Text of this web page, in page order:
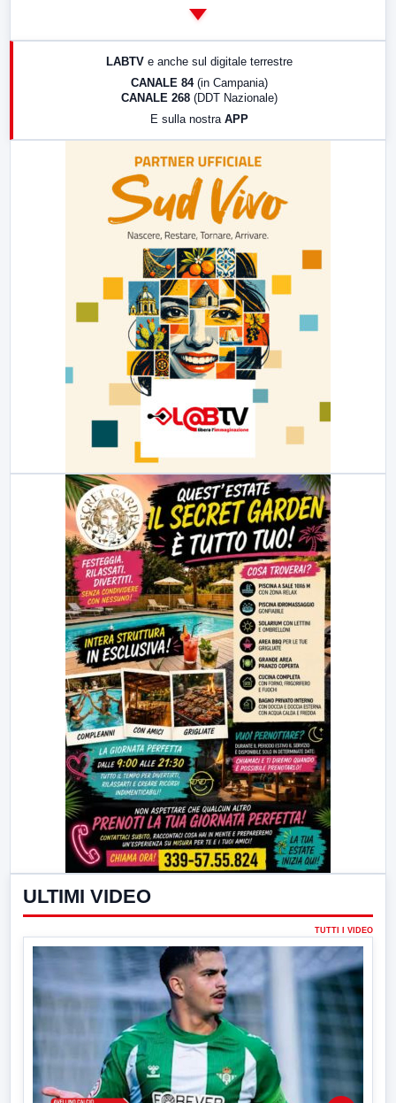
LABTV e anche sul digitale terrestre
CANALE 84 (in Campania)
CANALE 268 (DDT Nazionale)
E sulla nostra APP
ULTIMI VIDEO
TUTTI I VIDEO